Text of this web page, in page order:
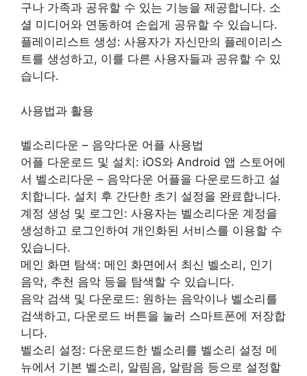
구나 가족과 공유할 수 있는 기능을 제공합니다. 소
셜 미디어와 연동하여 손쉽게 공유할 수 있습니다.
플레이리스트 생성: 사용자가 자신만의 플레이리스
트를 생성하고, 이를 다른 사용자들과 공유할 수 있
습니다.
사용법과 활용
벨소리다운 – 음악다운 어플 사용법
어플 다운로드 및 설치: iOS와 Android 앱 스토어에
서 벨소리다운 – 음악다운 어플을 다운로드하고 설
치합니다. 설치 후 간단한 초기 설정을 완료합니다.
계정 생성 및 로그인: 사용자는 벨소리다운 계정을
생성하고 로그인하여 개인화된 서비스를 이용할 수
있습니다.
메인 화면 탐색: 메인 화면에서 최신 벨소리, 인기
음악, 추천 음악 등을 탐색할 수 있습니다.
음악 검색 및 다운로드: 원하는 음악이나 벨소리를
검색하고, 다운로드 버튼을 눌러 스마트폰에 저장합
니다.
벨소리 설정: 다운로드한 벨소리를 벨소리 설정 메
뉴에서 기본 벨소리, 알림음, 알람음 등으로 설정할